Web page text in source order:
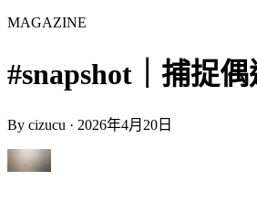
MAGAZINE
#snapshot｜捕捉
By cizucu · 2026年4月20日